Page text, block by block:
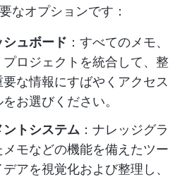
なオプションです：
ュボード ：すべてのメモ、
プロジェクトを統合して、整
な情報にすばやくアクセス
お選びください。
トシステム ：ナレッジグラ
モなどの機能を備えたツー
アを視覚化および整理し、